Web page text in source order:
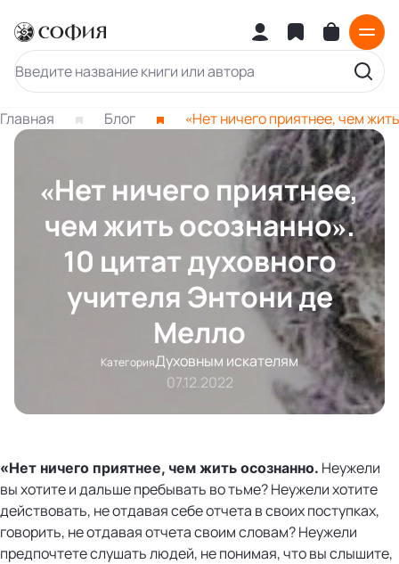
Главная Блог «Нет ничего приятнее, чем
«Нет ничего приятнее,
чем жить осознанно».
10 цитат духовного
учителя Энтони де
Мелло
КатегорияДуховным искателям
07.12.2022
«Нет ничего приятнее, чем жить осознанно. Неужели
вы хотите и дальше пребывать во тьме? Неужели хотите
действовать, не отдавая себе отчета в своих поступках,
говорить, не отдавая отчета своим словам? Неужели
предпочтете слушать людей, не понимая, что вы слышите,